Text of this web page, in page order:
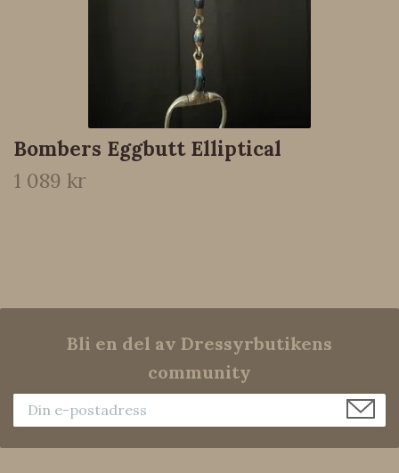
Bombers Eggbutt Elliptical
1 089 kr
Bli en del av Dressyrbutikens
community